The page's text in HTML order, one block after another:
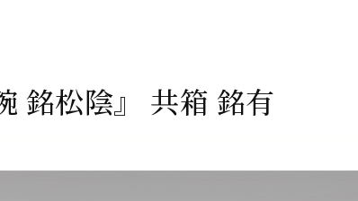
銘松陰』 共箱 銘有